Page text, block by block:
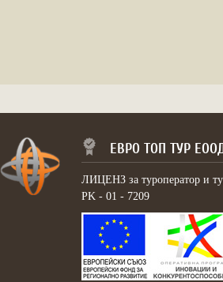
ЕВРО ТОП ТУР
ЛИЦЕНЗ за туроператор и
PK - 01 - 7209